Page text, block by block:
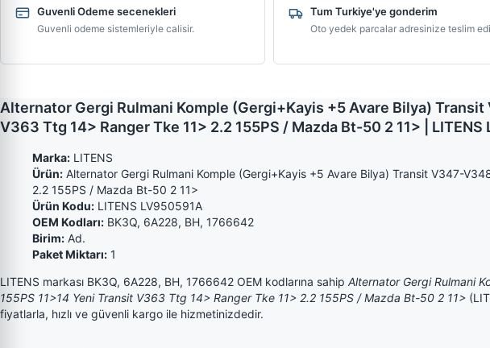
Guvenli Odeme secenekleri
Guvenli odeme sistemleriyle calisir.
Tum Turkiye'ye gonderim
Oto yedek parcalar adresinize teslim
Alternator Gergi Rulmani Komple (Gergi+Kayis +5 Avare Bilya)
V363 Ttg 14> Ranger Tke 11> 2.2 155PS / Mazda Bt-50 2 11> |
Marka: LITENS
Ürün: Alternator Gergi Rulmani Komple (Gergi+Kayis +5 Avare Bilya) Transit V347-
2.2 155PS / Mazda Bt-50 2 11>
Ürün Kodu: LITENS LV950591A
OEM Kodları: BK3Q, 6A228, BH, 1766642
Birim: Ad.
Paket Miktarı: 1
LITENS markası BK3Q, 6A228, BH, 1766642 OEM kodlarına sahip Alternator Gergi Rulmani
155PS 11>14 Yeni Transit V363 Ttg 14> Ranger Tke 11> 2.2 155PS / Mazda Bt-50 2 11>
fiyatlarla, hızlı ve güvenli kargo ile hizmetinizdedir.